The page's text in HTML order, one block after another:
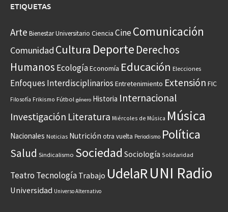
ETIQUETAS
Arte Bienestar Universitario Ciencia CineComunicación
Comunidad Cultura Deporte Derechos
Humanos EcologíaEconomía Educación Elecciones
Enfoques Interdisciplinarios Entretenimiento Extensión FIC
Filosofía Frikismo Fútbol género Historia Internacional
Investigación Literatura Miércoles de Música Música
Nacionales Noticias Nutrición otra vuelta Periodismo Política
Salud Sindicalismo Sociedad Sociología Solidaridad
Teatro Tecnología Trabajo UdelaR UNI Radio
Universidad Universo Alternativo